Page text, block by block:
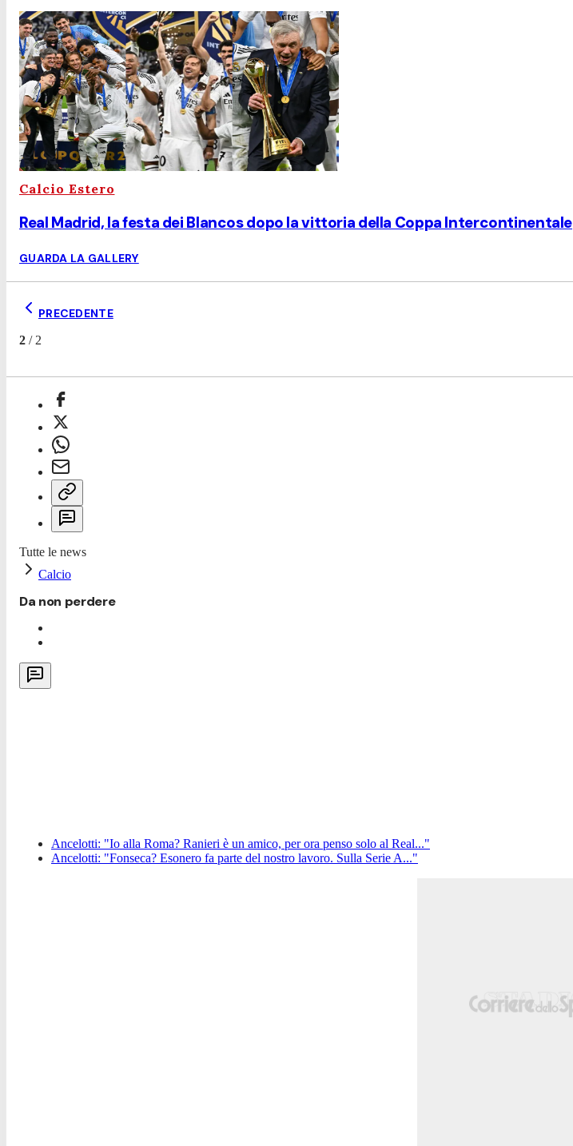
Calcio Estero
Real Madrid, la festa dei Blancos dopo la vittoria della Coppa Intercontinentale
GUARDA LA GALLERY
PRECEDENTE
2 / 2
Tutte le news
Calcio
Da non perdere
Ancelotti: "Io alla Roma? Ranieri è un amico, per ora penso solo al Real..."
Ancelotti: "Fonseca? Esonero fa parte del nostro lavoro. Sulla Serie A..."